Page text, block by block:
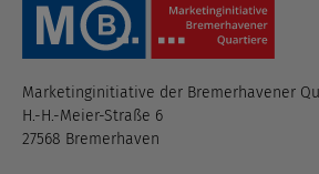
Marketinginitiative der Bremerhavener
H.-H.-Meier-Straße 6
27568 Bremerhaven